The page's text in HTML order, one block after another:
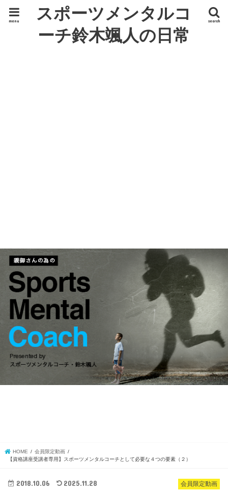
スポーツメンタルコ
ーチ鈴木颯人の日常
search
menu
HOME
会員限定動画
【資格講座受講者専用】スポーツメンタルコーチとして必要な４つの要素（２）
会員限定動画
2018.10.06 2025.11.28